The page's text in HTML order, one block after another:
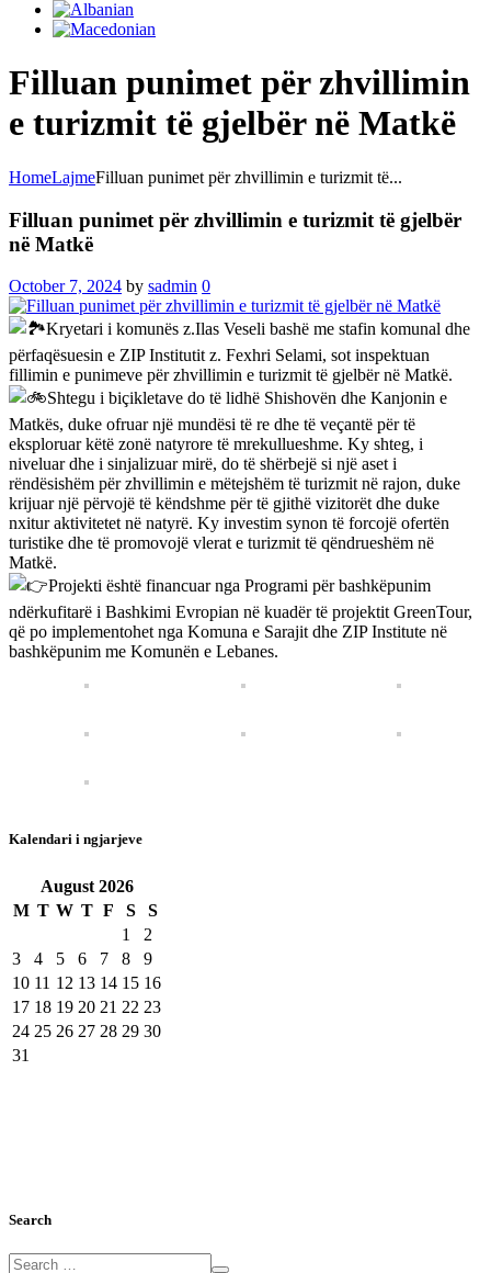
Filluan punimet për zhvillimin
e turizmit të gjelbër në Matkë
HomeLajmeFilluan punimet për zhvillimin e turizmit të...
Filluan punimet për zhvillimin e turizmit të gjelbër
në Matkë
October 7, 2024 by sadmin 0
Kryetari i komunës z.Ilas Veseli bashë me stafin komunal dhe
përfaqësuesin e ZIP Institutit z. Fexhri Selami, sot inspektuan
fillimin e punimeve për zhvillimin e turizmit të gjelbër në Matkë.
Shtegu i biçikletave do të lidhë Shishovën dhe Kanjonin e
Matkës, duke ofruar një mundësi të re dhe të veçantë për të
eksploruar këtë zonë natyrore të mrekullueshme. Ky shteg, i
niveluar dhe i sinjalizuar mirë, do të shërbejë si një aset i
rëndësishëm për zhvillimin e mëtejshëm të turizmit në rajon, duke
krijuar një përvojë të këndshme për të gjithë vizitorët dhe duke
nxitur aktivitetet në natyrë. Ky investim synon të forcojë ofertën
turistike dhe të promovojë vlerat e turizmit të qëndrueshëm në
Matkë.
Projekti është financuar nga Programi për bashkëpunim
ndërkufitarë i Bashkimi Evropian në kuadër të projektit GreenTour,
që po implementohet nga Komuna e Sarajit dhe ZIP Institute në
bashkëpunim me Komunën e Lebanes.
Kalendari i ngjarjeve
August 2026
M T W T F S
S
1
2
3
4 5 6 7 8
9
10 11 12 13 14 15 16
17 18 19 20 21 22 23
24 25 26 27 28 29 30
31
Search